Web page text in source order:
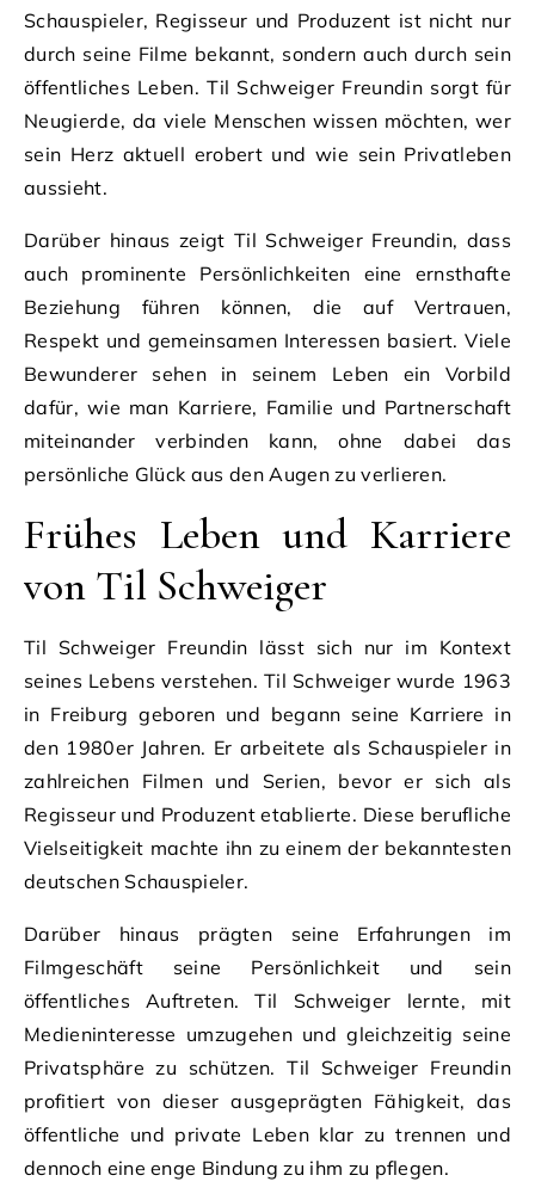
Schauspieler, Regisseur und Produzent ist nicht nur
durch seine Filme bekannt, sondern auch durch sein
öffentliches Leben. Til Schweiger Freundin sorgt für
Neugierde, da viele Menschen wissen möchten, wer
sein Herz aktuell erobert und wie sein Privatleben
aussieht.
Darüber hinaus zeigt Til Schweiger Freundin, dass
auch prominente Persönlichkeiten eine ernsthafte
Beziehung führen können, die auf Vertrauen,
Respekt und gemeinsamen Interessen basiert. Viele
Bewunderer sehen in seinem Leben ein Vorbild
dafür, wie man Karriere, Familie und Partnerschaft
miteinander verbinden kann, ohne dabei das
persönliche Glück aus den Augen zu verlieren.
Frühes Leben und Karriere
von Til Schweiger
Til Schweiger Freundin lässt sich nur im Kontext
seines Lebens verstehen. Til Schweiger wurde 1963
in Freiburg geboren und begann seine Karriere in
den 1980er Jahren. Er arbeitete als Schauspieler in
zahlreichen Filmen und Serien, bevor er sich als
Regisseur und Produzent etablierte. Diese berufliche
Vielseitigkeit machte ihn zu einem der bekanntesten
deutschen Schauspieler.
Darüber hinaus prägten seine Erfahrungen im
Filmgeschäft seine Persönlichkeit und sein
öffentliches Auftreten. Til Schweiger lernte, mit
Medieninteresse umzugehen und gleichzeitig seine
Privatsphäre zu schützen. Til Schweiger Freundin
profitiert von dieser ausgeprägten Fähigkeit, das
öffentliche und private Leben klar zu trennen und
dennoch eine enge Bindung zu ihm zu pflegen.